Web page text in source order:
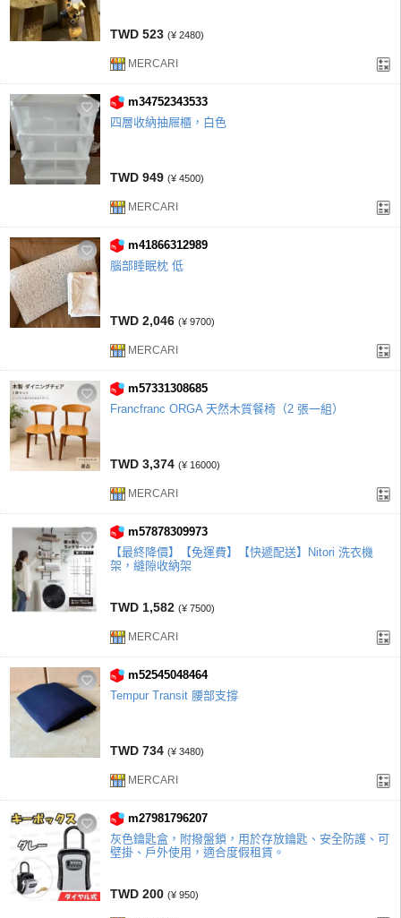
TWD 523 (¥ 2480)
MERCARI
m34752343533
四層收納抽屜櫃，白色
TWD 949 (¥ 4500)
MERCARI
m41866312989
腦部睡眠枕 低
TWD 2,046 (¥ 9700)
MERCARI
m57331308685
Francfranc ORGA 天然木質餐椅（2 張一組）
TWD 3,374 (¥ 16000)
MERCARI
m57878309973
【最終降價】【免運費】【快遞配送】Nitori 洗衣機
架，縫隙收納架
TWD 1,582 (¥ 7500)
MERCARI
m52545048464
Tempur Transit 腰部支撐
TWD 734 (¥ 3480)
MERCARI
m27981796207
灰色鑰匙盒，附撥盤鎖，用於存放鑰匙、安全防護、可
壁掛、戶外使用，適合度假租賃。
TWD 200 (¥ 950)